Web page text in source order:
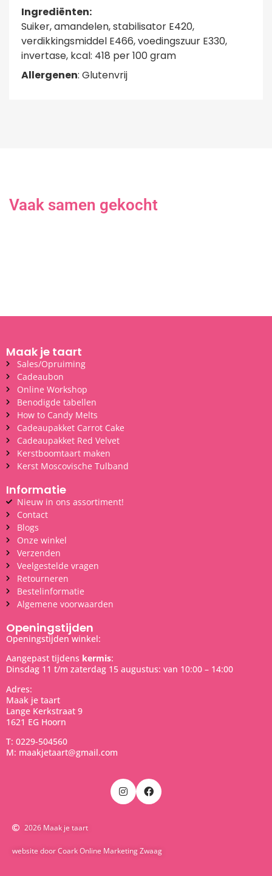
Ingrediënten:
Suiker, amandelen, stabilisator E420,
verdikkingsmiddel E466, voedingszuur E330,
invertase, kcal: 418 per 100 gram
Allergenen: Glutenvrij
Vaak samen gekocht
Maak je taart
Sales/Opruiming
Cadeaubon
Online Workshop
Benodigde tabellen
How to Candy Melts
Cadeaupakket Carrot Cake
Cadeaupakket Red Velvet
Kerstboomtaart maken
Kerst Moscovische Tulband
Informatie
Nieuw in ons assortiment!
Contact
Blogs
Onze winkel
Verzenden
Veelgestelde vragen
Retourneren
Bestelinformatie
Algemene voorwaarden
Openingstijden
Openingstijden winkel:
Aangepast tijdens kermis:
Dinsdag 11 t/m zaterdag 15 augustus: van 10:00 – 14:00
Adres:
Maak je taart
Lange Kerkstraat 9
1621 EG Hoorn
T: 0229-504560
M: maakjetaart@gmail.com
2026 Maak je taart
website door Coark Online Marketing Zwaag